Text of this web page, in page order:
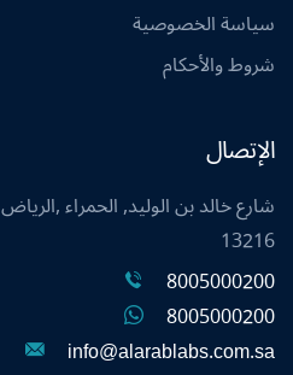
سياسة الخصوصية
شروط والأحكام
الإتصال
شارع خالد بن الوليد, الحمراء ,الرياض
13216
8005000200
8005000200
info@alarablabs.com.sa